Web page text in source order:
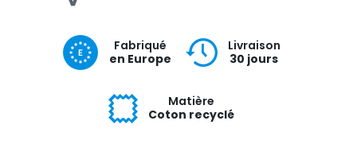
Fabriqué
en Europe
Livraison
30 jours
Matière
Coton recyclé